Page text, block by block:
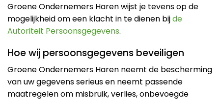
Groene Ondernemers Haren wijst je tevens op de
mogelijkheid om een klacht in te dienen bijde
Autoriteit Persoonsgegevens.
Hoe wij persoonsgegevens beveiligen
Groene Ondernemers Haren neemt de bescherming
van uw gegevens serieus en neemt passende
maatregelen om misbruik, verlies, onbevoegde